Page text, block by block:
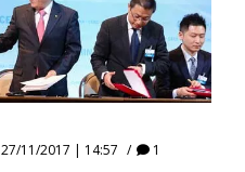
27/11/2017 | 14:57 1